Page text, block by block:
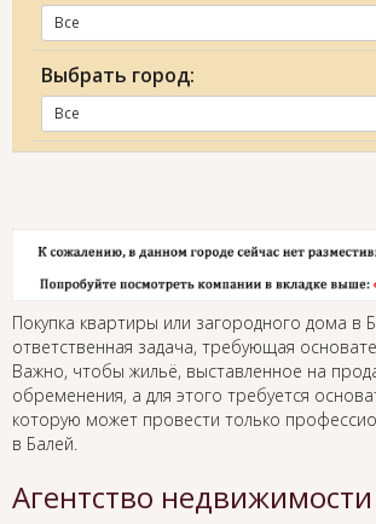
Все
Выбрать город:
Все
Покупка квартиры или загородного дома в
ответственная задача, требующая
Важно, чтобы жильё, выставленное на
обременения, а для этого требуется
которую может провести только
в Балей.
Агентство